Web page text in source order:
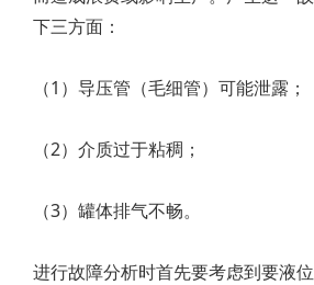
下三方面：
（1）导压管（毛细管）可能泄露；
（2）介质过于粘稠；
（3）罐体排气不畅。
进行故障分析时首先要考虑到要液